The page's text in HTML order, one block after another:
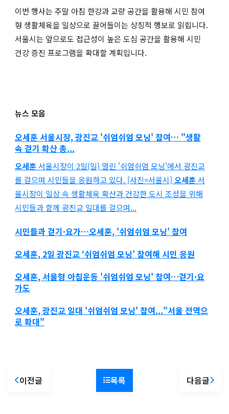
이번 행사는 주말 아침 한강과 교량 공간을 활용해 시민 참여
형 생활체육을 일상으로 끌어들이는 상징적 행보로 읽힙니다.
서울시는 앞으로도 접근성이 높은 도심 공간을 활용해 시민
건강 증진 프로그램을 확대할 계획입니다.
뉴스 모음
오세훈 서울시장, 광진교 '쉬엄쉬엄 모닝' 참여… "생활
속 걷기 확산 총...
오세훈서울시장이 2일(일) 열린 '쉬엄쉬엄 모닝'에서 광진교
를 걸으며 시민들을 응원하고 있다. [사진=서울시] 오세훈서
울시장이 일상 속 생활체육 확산과 건강한 도시 조성을 위해
시민들과 함께 광진교 일대를 걸으며...
시민들과 걷기·요가…오세훈, '쉬엄쉬엄 모닝' 참여
오세훈, 2일 광진교 ‘쉬엄쉬엄 모닝’ 참여해 시민 응원
오세훈, 서울형 아침운동 '쉬엄쉬엄 모닝' 참여…걷기·요
가도
오세훈, 광진교 일대 '쉬엄쉬엄 모닝' 참여..."서울 전역으
로 확대"
이전글 목록 다음글